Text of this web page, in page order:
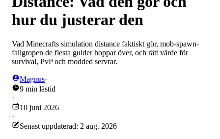
hur du justerar den
Vad Minecrafts simulation distance faktiskt gör, mob-spawn-
fallgropen de flesta guider hoppar över, och rätt värde för
survival, PvP och modded servrar.
Magnus·
9 min lästid
·
10 juni 2026
·
Senast uppdaterad: 2 aug. 2026